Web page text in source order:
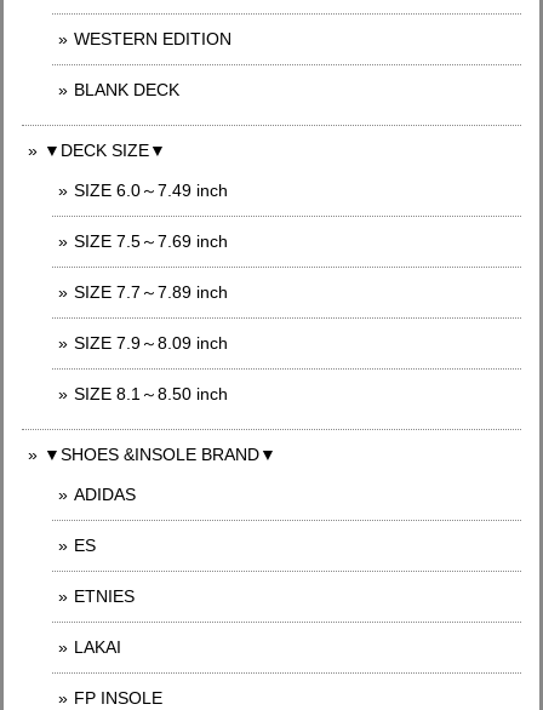
WESTERN EDITION
BLANK DECK
▼DECK SIZE▼
SIZE 6.0～7.49 inch
SIZE 7.5～7.69 inch
SIZE 7.7～7.89 inch
SIZE 7.9～8.09 inch
SIZE 8.1～8.50 inch
▼SHOES &INSOLE BRAND▼
ADIDAS
ES
ETNIES
LAKAI
FP INSOLE